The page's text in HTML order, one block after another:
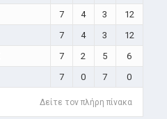
7 4 3
12
7 4 3
12
7 2 5
6
7 0 7 0
Δείτε τον πλήρη πίνακα